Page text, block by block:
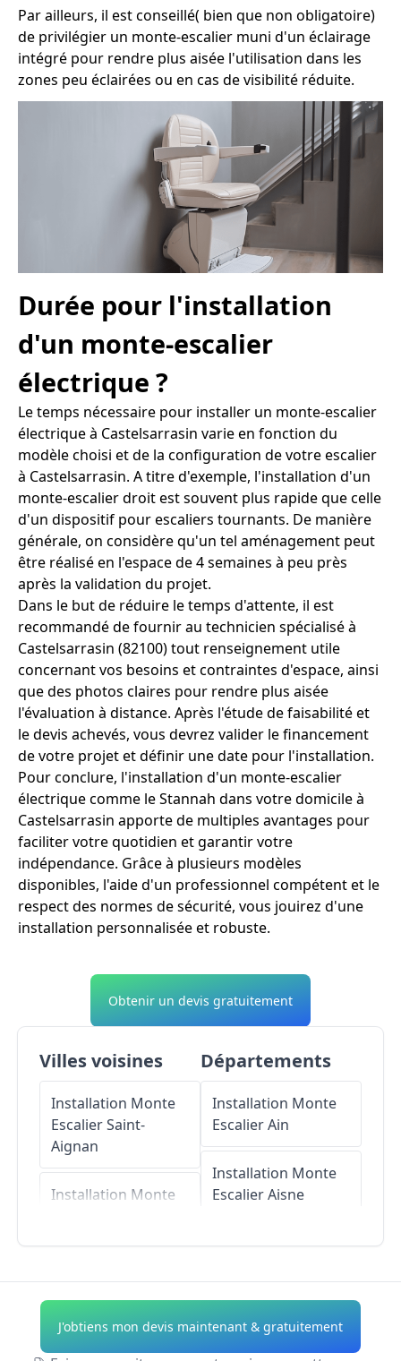
Par ailleurs, il est conseillé( bien que non obligatoire)
de privilégier un monte-escalier muni d'un éclairage
intégré pour rendre plus aisée l'utilisation dans les
zones peu éclairées ou en cas de visibilité réduite.
Durée pour l'installation
d'un monte-escalier
électrique ?
Le temps nécessaire pour installer un monte-escalier
électrique à Castelsarrasin varie en fonction du
modèle choisi et de la configuration de votre escalier
à Castelsarrasin. A titre d'exemple, l'installation d'un
monte-escalier droit est souvent plus rapide que celle
d'un dispositif pour escaliers tournants. De manière
générale, on considère qu'un tel aménagement peut
être réalisé en l'espace de 4 semaines à peu près
après la validation du projet.
Dans le but de réduire le temps d'attente, il est
recommandé de fournir au technicien spécialisé à
Castelsarrasin (82100) tout renseignement utile
concernant vos besoins et contraintes d'espace, ainsi
que des photos claires pour rendre plus aisée
l'évaluation à distance. Après l'étude de faisabilité et
le devis achevés, vous devrez valider le financement
de votre projet et définir une date pour l'installation.
Pour conclure, l'installation d'un monte-escalier
électrique comme le Stannah dans votre domicile à
Castelsarrasin apporte de multiples avantages pour
faciliter votre quotidien et garantir votre
indépendance. Grâce à plusieurs modèles
disponibles, l'aide d'un professionnel compétent et le
respect des normes de sécurité, vous jouirez d'une
installation personnalisée et robuste.
Obtenir un devis gratuitement
Villes voisines
Installation Monte
EscalierSaint-
Aignan
Installation Monte
Installation Monte
Castelmayran
Départements
Installation Monte
EscalierAin
Installation Monte
EscalierAisne
Installation Monte
EscalierAlpes-de-
Haute-Provence
J'obtiens mon devis maintenant & gratuitement